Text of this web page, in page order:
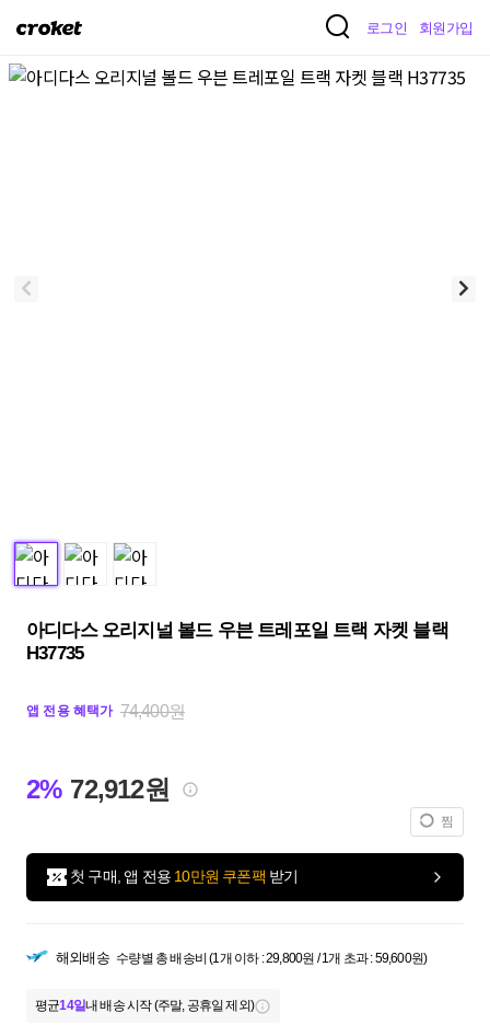
크
켓
로그인 회원가입
아디다스 오리지널 볼드 우븐 트레포일 트랙 자켓 블랙
H37735
앱 전용 혜택가 74,400원
2% 72,912원
찜
첫 구매, 앱 전용 10만원 쿠폰팩 받기
해외배송 수량별 총 배송비 (1개 이하 : 29,800원 / 1개 초과 : 59,600원)
평균14일내 배송 시작 (주말, 공휴일 제외)